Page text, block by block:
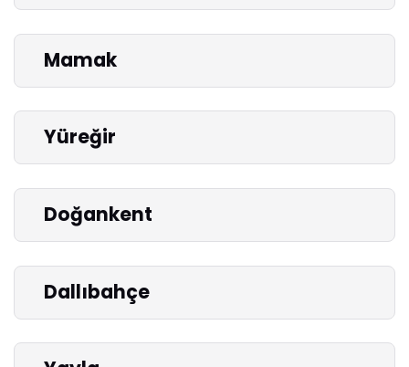
Mamak
Yüreğir
Doğankent
Dallıbahçe